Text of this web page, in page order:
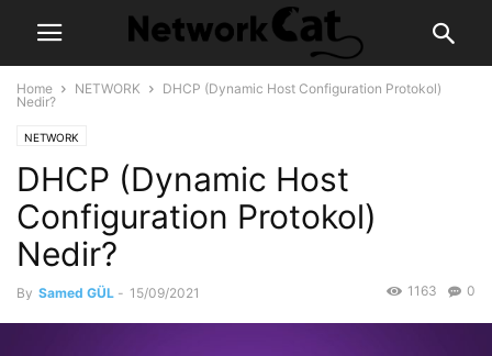
Home NETWORK
DHCP (Dynamic Host Configuration Protokol)
Nedir?
NETWORK
DHCP (Dynamic Host
Configuration Protokol)
Nedir?
By Samed GÜL - 15/09/2021 0
1163